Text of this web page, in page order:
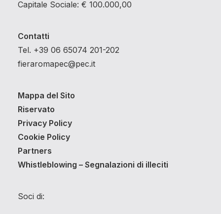
Capitale Sociale: € 100.000,00
Contatti
Tel. +39 06 65074 201-202
fieraromapec@pec.it
Mappa del Sito
Riservato
Privacy Policy
Cookie Policy
Partners
Whistleblowing – Segnalazioni di illeciti
Soci di: